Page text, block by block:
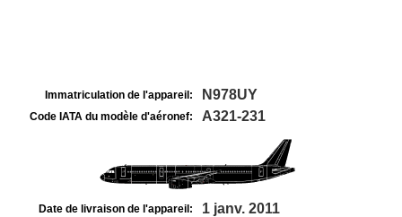
Immatriculation de l'appareil: N978UY
Code IATA du modèle d'aéronef: A321-231
Date de livraison de l'appareil: 1 janv. 2011